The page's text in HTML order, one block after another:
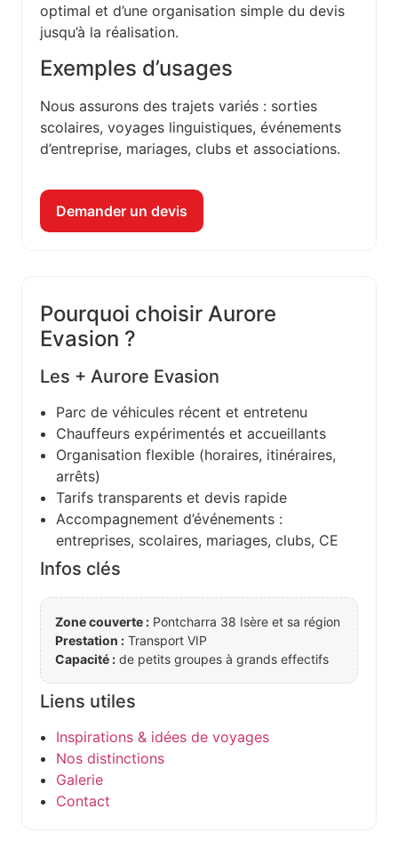
optimal et d’une organisation simple du devis
jusqu’à la réalisation.
Exemples d’usages
Nous assurons des trajets variés : sorties
scolaires, voyages linguistiques, événements
d’entreprise, mariages, clubs et associations.
Demander un devis
Pourquoi choisir Aurore
Evasion ?
Les + Aurore Evasion
Parc de véhicules récent et entretenu
Chauffeurs expérimentés et accueillants
Organisation flexible (horaires, itinéraires,
arrêts)
Tarifs transparents et devis rapide
Accompagnement d’événements :
entreprises, scolaires, mariages, clubs, CE
Infos clés
Zone couverte : Pontcharra 38 Isère et sa région
Prestation : Transport VIP
Capacité : de petits groupes à grands effectifs
Liens utiles
Inspirations & idées de voyages
Nos distinctions
Galerie
Contact